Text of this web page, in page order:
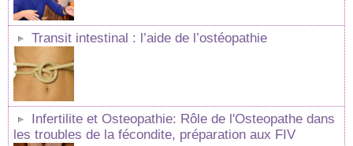
Transit intestinal : l’aide de l’ostéopathie
Infertilite et Osteopathie: Rôle de l'Osteopathe dans
les troubles de la fécondite, préparation aux FIV